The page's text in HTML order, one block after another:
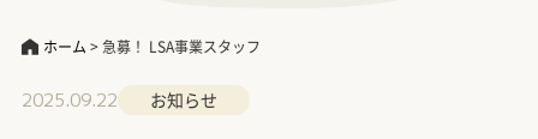
ホーム >急募！ LSA事業スタッフ
2025.09.22 お知らせ